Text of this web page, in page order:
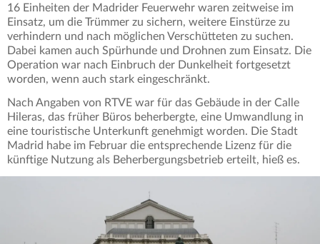
16 Einheiten der Madrider Feuerwehr waren zeitweise im
Einsatz, um die Trümmer zu sichern, weitere Einstürze zu
verhindern und nach möglichen Verschütteten zu suchen.
Dabei kamen auch Spürhunde und Drohnen zum Einsatz. Die
Operation war nach Einbruch der Dunkelheit fortgesetzt
worden, wenn auch stark eingeschränkt.
Nach Angaben von RTVE war für das Gebäude in der Calle
Hileras, das früher Büros beherbergte, eine Umwandlung in
eine touristische Unterkunft genehmigt worden. Die Stadt
Madrid habe im Februar die entsprechende Lizenz für die
künftige Nutzung als Beherbergungsbetrieb erteilt, hieß es.